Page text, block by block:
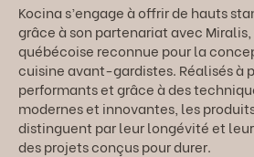
Kocina s’engage à offrir de hauts
grâce à son partenariat avec
québécoise reconnue pour la
cuisine avant-gardistes. Réalisés à
performants et grâce à des
modernes et innovantes, les
distinguent par leur longévité et
des projets conçus pour durer.